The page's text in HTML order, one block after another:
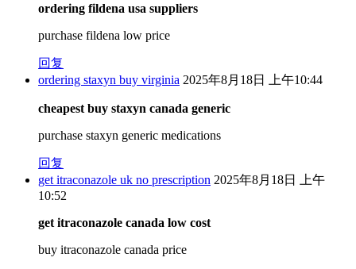
ordering fildena usa suppliers
purchase fildena low price
回复
ordering staxyn buy virginia 2025年8月18日 上午10:44
cheapest buy staxyn canada generic
purchase staxyn generic medications
回复
get itraconazole uk no prescription 2025年8月18日 上午
10:52
get itraconazole canada low cost
buy itraconazole canada price